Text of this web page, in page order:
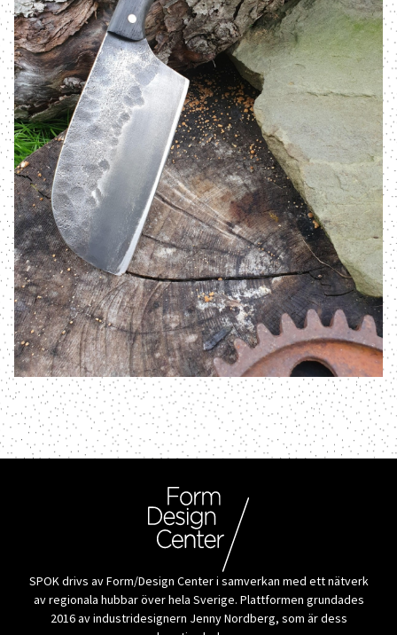
SPOK drivs av Form/Design Center i samverkan med ett nätverk
av regionala hubbar över hela Sverige. Plattformen grundades
2016 av industridesignern Jenny Nordberg, som är dess